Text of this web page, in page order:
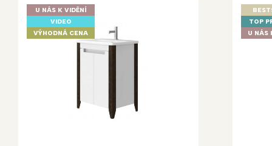
U NÁS K VIDĚNÍ
VIDEO
VÝHODNÁ CENA
TOP
U NÁS